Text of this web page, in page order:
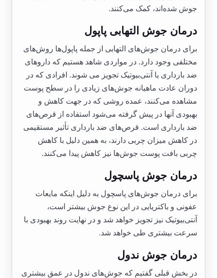
جوش شده‌اند، کمک می‌کنند.
درمان جوش التهابی پاپول
برای درمان جوش‌های التهابی از جمله پاپول‌ها روش‌های
مختلفی وجود دارد. در مواردی شاهد هستیم که داروهای
ضد بارداری یا آنتی‌بیوتیک تجویز می شوند. افرادی که در
دوران عادت ماهیانه جوش‌های زیادی را در سطح پوست
مشاهده می‌کنند، عمده روشی که در جهت کاهش و
بهبودی آنها در پیش گرفته می‌شود استفاده از قرص‌های
ضد بارداری است. قرص‌های ضد بارداری تأثیر مستقیمی
در کاهش میزان چربی دارند، به همین دلیل با کاهش
چربی بافت پوست جوش‌ها نیز کاهش پیدا می‌کنند.
درمان جوش پاسچول
برای درمان جوش‌های پاسچول به دلیل اینکه مایعات
عفونی و باکتریایی در این نوع جوش بیشتر است،
آنتی‌بیوتیک نیز تجویز خواهد شد و در نهایت روند بهبودی با
سرعت بیشتری طی خواهد شد.
درمان جوش ندول
در بخش قبلی گفتیم که جوش‌های ندول در عمق بیشتری